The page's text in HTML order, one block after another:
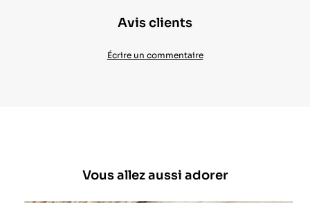
Avis clients
Écrire un commentaire
Vous allez aussi adorer